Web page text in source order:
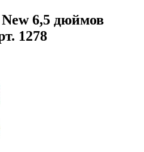
6,5 дюймов
1278